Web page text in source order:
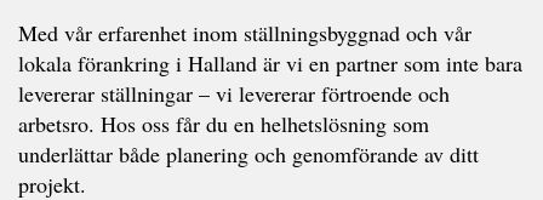
Med vår erfarenhet inom ställningsbyggnad och vår
lokala förankring i Halland är vi en partner som inte bara
levererar ställningar – vi levererar förtroende och
arbetsro. Hos oss får du en helhetslösning som
underlättar både planering och genomförande av ditt
projekt.